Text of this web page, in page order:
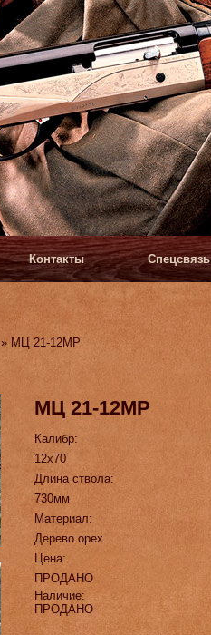
Контакты Спецсвязь
» МЦ 21-12МР
МЦ 21-12МР
Калибр:
12х70
Длина ствола:
730мм
Материал:
Дерево орех
Цена:
ПРОДАНО
Наличие:
ПРОДАНО